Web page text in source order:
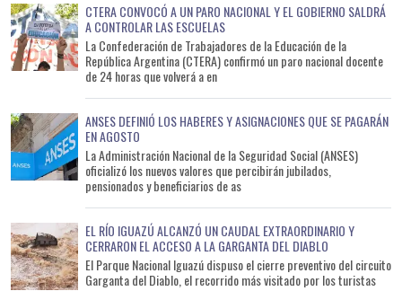
CTERA CONVOCÓ A UN PARO NACIONAL Y EL GOBIERNO SALDRÁ
A CONTROLAR LAS ESCUELAS
La Confederación de Trabajadores de la Educación de la
República Argentina (CTERA) confirmó un paro nacional docente
de 24 horas que volverá a en
ANSES DEFINIÓ LOS HABERES Y ASIGNACIONES QUE SE PAGARÁN
EN AGOSTO
La Administración Nacional de la Seguridad Social (ANSES)
oficializó los nuevos valores que percibirán jubilados,
pensionados y beneficiarios de as
EL RÍO IGUAZÚ ALCANZÓ UN CAUDAL EXTRAORDINARIO Y
CERRARON EL ACCESO A LA GARGANTA DEL DIABLO
El Parque Nacional Iguazú dispuso el cierre preventivo del circuito
Garganta del Diablo, el recorrido más visitado por los turistas